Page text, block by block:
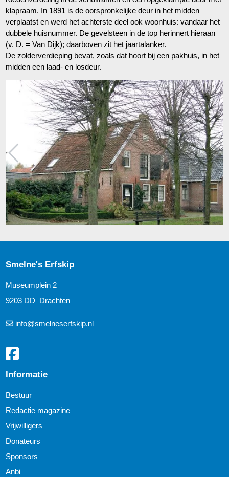
klapraam. In 1891 is de oorspronkelijke deur in het midden
verplaatst en werd het achterste deel ook woonhuis: vandaar het
dubbele huisnummer. De gevelsteen in de top herinnert hieraan
(v. D. = Van Dijk); daarboven zit het jaartalanker.
De zolderverdieping bevat, zoals dat hoort bij een pakhuis, in het
midden een laad- en losdeur.
Smelne's Erfskip
Museumplein 2
9203 DD Drachten
info@smelneserfskip.nl
Informatie
Bestuur
Redactie magazine
Vrijwilligers
Donateurs
Sponsors
Anbi